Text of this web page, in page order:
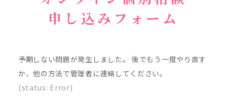
申し込みフォーム
予期しない問題が発生しました。 後でもう一度やり直す
か、他の方法で管理者に連絡してください。
(status: Error)